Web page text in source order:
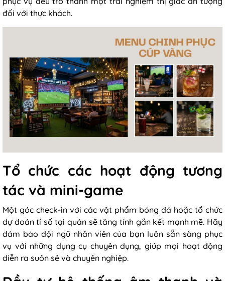
đối với thực khách.
Tổ chức các hoạt động tương
tác và mini-game
Một góc check-in với các vật phẩm bóng đá hoặc tổ chức
dự đoán tỉ số tại quán sẽ tăng tính gắn kết mạnh mẽ. Hãy
đảm bảo đội ngũ nhân viên của bạn luôn sẵn sàng phục
vụ với những dụng cụ chuyên dụng, giúp mọi hoạt động
diễn ra suôn sẻ và chuyên nghiệp.